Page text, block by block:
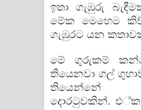
ඉතා ගැඹුරු
මේක මෙහෙම
ගැඹුරට යන
මේ ගුරුකම්
තියෙනවා ගල්
තියෙන්නේ
දොරටුවකින්. එ්ක